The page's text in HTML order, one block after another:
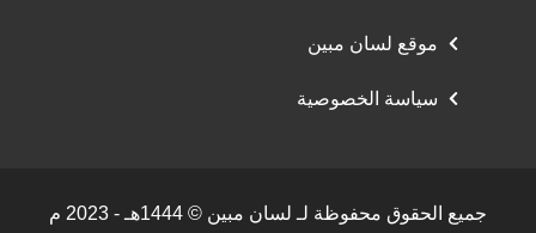
موقع لسان مبين
سياسة الخصوصية
جميع الحقوق محفوظة لـ لسان مبين © 1444هـ - 2023 م